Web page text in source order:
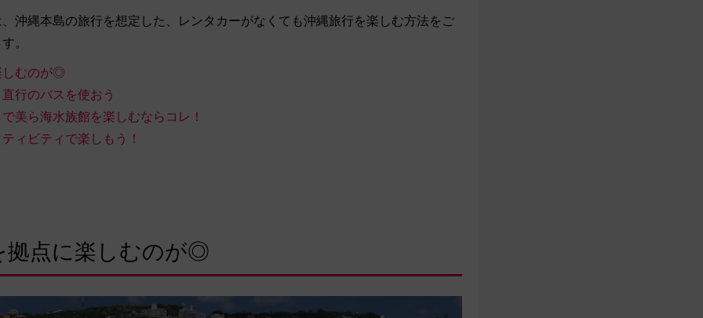
沖縄本島の旅行を想定した、レンタカーがなくても沖縄旅行を楽しむ方法をご
。
しむのが◎
行のバスを使おう
美ら海水族館を楽しむならコレ！
ィビティで楽しもう！
拠点に楽しむのが◎